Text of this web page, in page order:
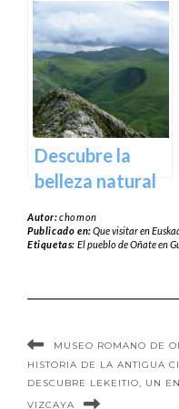
arquitectura del
Museo
Guggenheim
Bilbao | Visita
imprescindible
Descubre la
belleza natural
Natural de
Aralar en tu
Autor:chomon
Publicado en:Que visitar en
Etiquetas: El pueblo de Oñate en
MUSEO ROMANO DE
HISTORIA DE LA ANTIGUA
DESCUBRE LEKEITIO, UN
VIZCAYA